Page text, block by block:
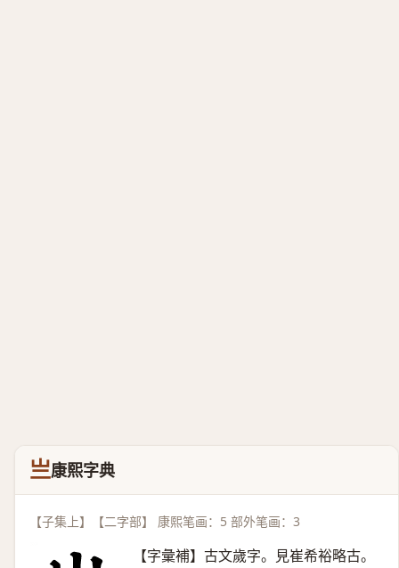
亗康熙字典
【子集上】【二字部】 康熙笔画：5 部外笔画：3
【字彙補】古文歲字。見崔希裕略古。